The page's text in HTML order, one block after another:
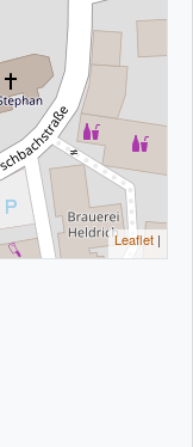
Leaflet |